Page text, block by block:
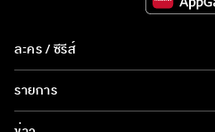
ละคร / ซีรีส์
ละคร/ซีรีส์
ซีรีส์นานาชาติ
รายการ
รายการทั้งหมด